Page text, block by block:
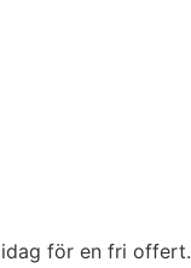
för en fri offert.